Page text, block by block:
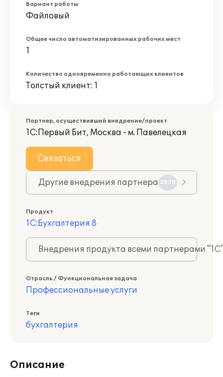
Вариант работы
Файловый
Общее число автоматизированных рабочих мест
1
Количество одновременно работающих клиентов
Толстый клиент: 1
Партнер, осуществивший внедрение/проект
1С:Первый Бит, Москва - м. Павелецкая
Связаться
Другие внедрения партнера 3830
Продукт
1С:Бухгалтерия 8
Внедрения продукта всеми партнерами
Отрасль / Функциональная задача
Профессиональные услуги
Теги
бухгалтерия
Описание